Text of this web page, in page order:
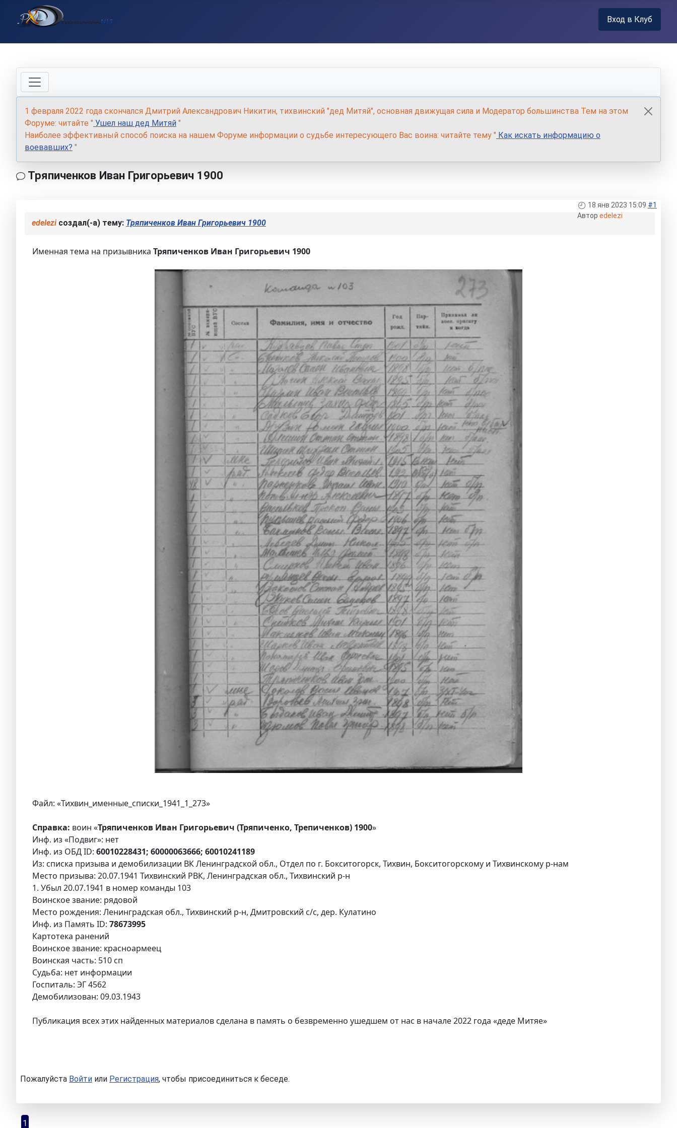
Вход в Клуб
1 февраля 2022 года скончался Дмитрий Александрович Никитин, тихвинский "дед Митяй", основная движущая сила и Модератор большинства Тем на этом
Форуме: читайте " Ушел наш дед Митяй "
Наиболее эффективный способ поиска на нашем Форуме информации о судьбе интересующего Вас воина: читайте тему " Как искать информацию о
воевавших? "
Тряпиченков Иван Григорьевич 1900
18 янв 2023 15:09 #1
Автор edelezi
edeleziсоздал(-а) тему: Тряпиченков Иван Григорьевич 1900
Именная тема на призывника Тряпиченков Иван Григорьевич 1900
Файл: «Тихвин_именные_списки_1941_1_273»
Справка: воин «Тряпиченков Иван Григорьевич (Тряпиченко, Трепиченков) 1900»
Инф. из «Подвиг»: нет
Инф. из ОБД ID: 60010228431; 60000063666; 60010241189
Из: списка призыва и демобилизации ВК Ленинградской обл., Отдел по г. Бокситогорск, Тихвин, Бокситогорскому и Тихвинскому р-нам
Место призыва: 20.07.1941 Тихвинский РВК, Ленинградская обл., Тихвинский р-н
1. Убыл 20.07.1941 в номер команды 103
Воинское звание: рядовой
Место рождения: Ленинградская обл., Тихвинский р-н, Дмитровский с/с, дер. Кулатино
Инф. из Память ID: 78673995
Картотека ранений
Воинское звание: красноармеец
Воинская часть: 510 сп
Судьба: нет информации
Госпиталь: ЭГ 4562
Демобилизован: 09.03.1943
Публикация всех этих найденных материалов сделана в память о безвременно ушедшем от нас в начале 2022 года «деде Митяе»
Пожалуйста Войти или Регистрация, чтобы присоединиться к беседе.
1